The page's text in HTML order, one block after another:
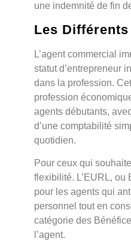
une indemnité de fin
Les
L’agent commercial
statut d’entrepreneur
dans la profession.
profession
agents débutants,
d’une comptabilité
quotidien.
Pour ceux qui
flexibilité. L’EURL,
pour les agents qui
personnel tout en
catégorie des
l’agent.